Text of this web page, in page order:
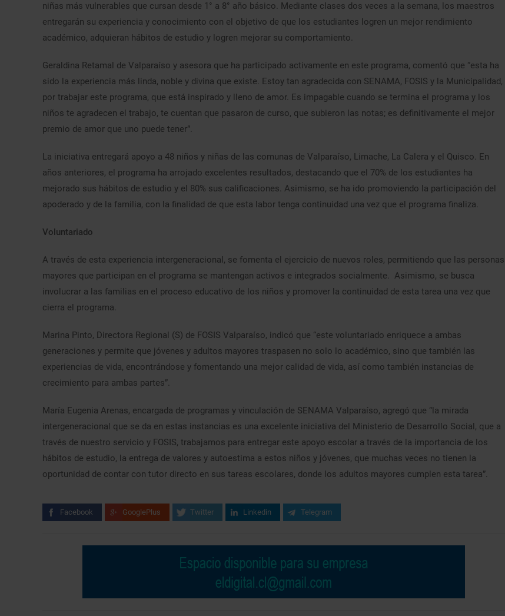
niñas más vulnerables que cursan desde 1° a 8° año básico. Mediante clases dos veces a la semana, los maestros
entregarán su experiencia y conocimiento con el objetivo de que los estudiantes logren un mejor rendimiento
académico, adquieran hábitos de estudio y logren mejorar su comportamiento.
Geraldina Retamal de Valparaíso y asesora que ha participado activamente en este programa, comentó que “esta ha
sido la experiencia más linda, noble y divina que existe. Estoy tan agradecida con SENAMA, FOSIS y la Municipalidad,
por trabajar este programa, que está inspirado y lleno de amor. Es impagable cuando se termina el programa y los
niños te agradecen el trabajo, te cuentan que pasaron de curso, que subieron las notas; es definitivamente el mejor
premio de amor que uno puede tener”.
La iniciativa entregará apoyo a 48 niños y niñas de las comunas de Valparaíso, Limache, La Calera y el Quisco. En
años anteriores, el programa ha arrojado excelentes resultados, destacando que el 70% de los estudiantes ha
mejorado sus hábitos de estudio y el 80% sus calificaciones. Asimismo, se ha ido promoviendo la participación del
apoderado y de la familia, con la finalidad de que esta labor tenga continuidad una vez que el programa finaliza.
Voluntariado
A través de esta experiencia intergeneracional, se fomenta el ejercicio de nuevos roles, permitiendo que las personas
mayores que participan en el programa se mantengan activos e integrados socialmente. Asimismo, se busca
involucrar a las familias en el proceso educativo de los niños y promover la continuidad de esta tarea una vez que
cierra el programa.
Marina Pinto, Directora Regional (S) de FOSIS Valparaíso, indicó que “este voluntariado enriquece a ambas
generaciones y permite que jóvenes y adultos mayores traspasen no solo lo académico, sino que también las
experiencias de vida, encontrándose y fomentando una mejor calidad de vida, así como también instancias de
crecimiento para ambas partes”.
María Eugenia Arenas, encargada de programas y vinculación de SENAMA Valparaíso, agregó que “la mirada
intergeneracional que se da en estas instancias es una excelente iniciativa del Ministerio de Desarrollo Social, que a
través de nuestro servicio y FOSIS, trabajamos para entregar este apoyo escolar a través de la importancia de los
hábitos de estudio, la entrega de valores y autoestima a estos niños y jóvenes, que muchas veces no tienen la
oportunidad de contar con tutor directo en sus tareas escolares, donde los adultos mayores cumplen esta tarea”.
Facebook GooglePlus Twitter Linkedin Telegram